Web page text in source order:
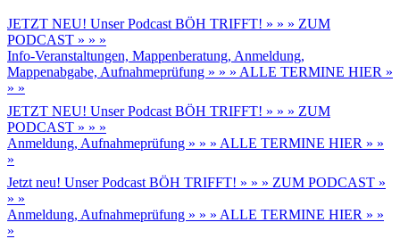
JETZT NEU! Unser Podcast BÖH TRIFFT! » » » ZUM
PODCAST » » »
Info-Veranstaltungen, Mappenberatung, Anmeldung,
Mappenabgabe, Aufnahmeprüfung » » » ALLE TERMINE HIER »
» »
JETZT NEU! Unser Podcast BÖH TRIFFT! » » » ZUM
PODCAST » » »
Anmeldung, Aufnahmeprüfung » » » ALLE TERMINE HIER » »
»
Jetzt neu! Unser Podcast BÖH TRIFFT! » » » ZUM PODCAST »
» »
Anmeldung, Aufnahmeprüfung » » » ALLE TERMINE HIER » »
»